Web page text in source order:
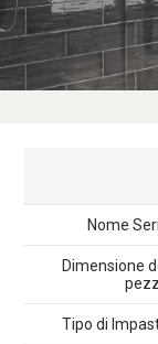
Nome
Dimensione
Tipo di